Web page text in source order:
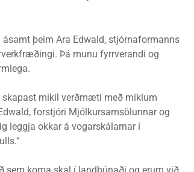
þeim Ara Edwald, stjórnaformanns
Þá munu fyrrverandi og
skapast mikil verðmæti með miklum
forstjóri Mjólkursamsölunnar og
leggja okkar á vogarskálarnar í